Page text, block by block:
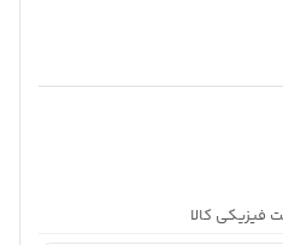
فیزیکی کالا